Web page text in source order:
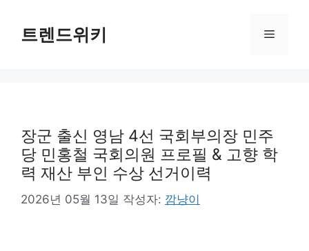
트렌드위키 메
장군 출신 영남 4선 국회부의장 민주
당 민홍철 국회의원 프로필 & 고향 학
력 재산 부인 수상 선거이력
2026년 05월 13일 작성자: 깜냥이